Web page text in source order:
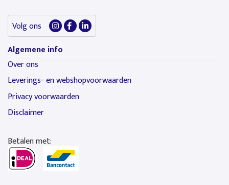
Volg ons
Algemene info
Over ons
Leverings- en webshopvoorwaarden
Privacy voorwaarden
Disclaimer
Betalen met: